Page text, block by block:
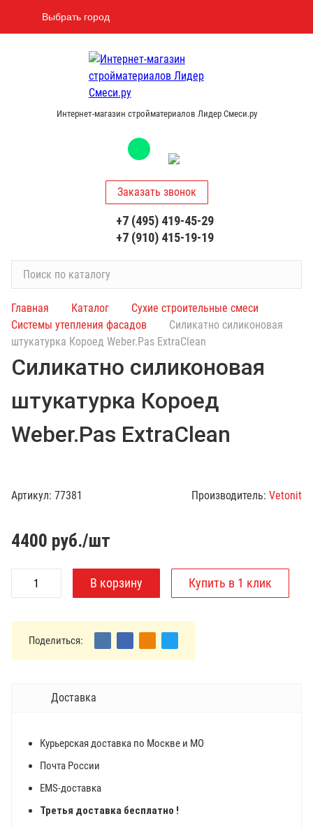
Выбрать город
Интернет-магазин стройматериалов Лидер Смеси.ру
и
с
о
а
у
Заказать звонок
+7 (495) 419-45-29
+7 (910) 415-19-19
Главная Каталог
Сухие строительные смеси
Системы утепления фасадов
Силикатно силиконовая
штукатурка Короед Weber.Pas ExtraClean
Силикатно силиконовая
штукатурка Короед
Weber.Pas ExtraClean
Артикул: 77381 Производитель: Vetonit
4400 руб./шт
Поделиться:
Доставка
Курьерская доставка по Москве и МО
Почта России
EMS-доставка
Третья доставка бесплатно !